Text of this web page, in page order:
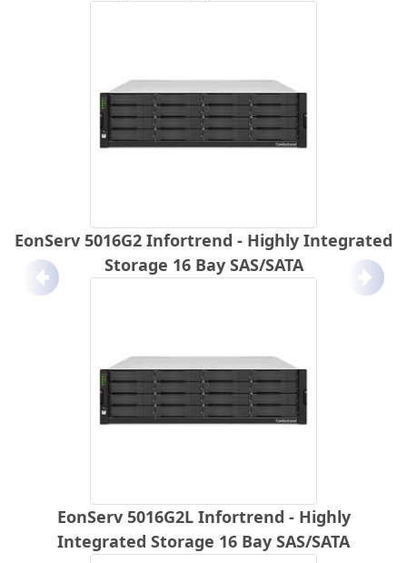
EonServ 5016G2 Infortrend - Highly Integrated
Storage 16 Bay SAS/SATA
EonServ 5016G2L Infortrend - Highly
Integrated Storage 16 Bay SAS/SATA
Anterior